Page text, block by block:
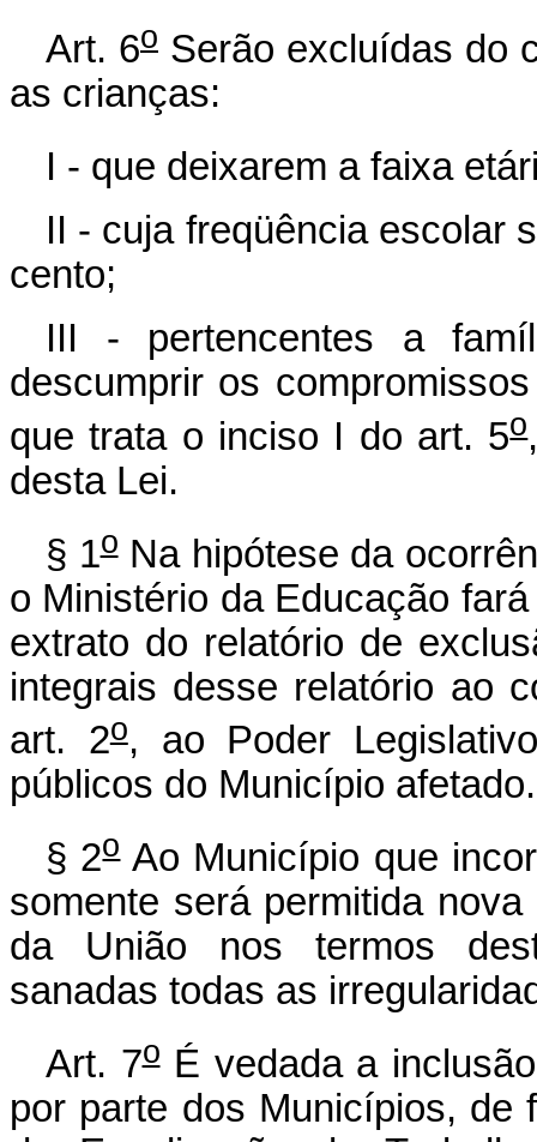
Art. 6o Serão excluídas do
as crianças:
I - que deixarem a faixa
II - cuja freqüência escolar
cento;
III - pertencentes a
descumprir os
que trata o inciso I do art. 5o
desta Lei.
§ 1oNa hipótese da
o Ministério da Educação
extrato do relatório de
integrais desse relatório ao
art. 2o, ao Poder
públicos do Município afetado.
§ 2oAo Município que
somente será permitida
da União nos termos
sanadas todas as
Art. 7oÉ vedada a
por parte dos Municípios, de